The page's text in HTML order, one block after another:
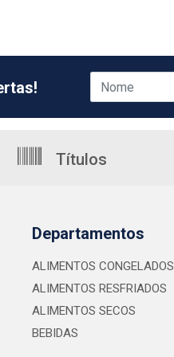
Títulos
Departamentos
ALIMENTOS CONGELADOS
ALIMENTOS RESFRIADOS
ALIMENTOS SECOS
BEBIDAS